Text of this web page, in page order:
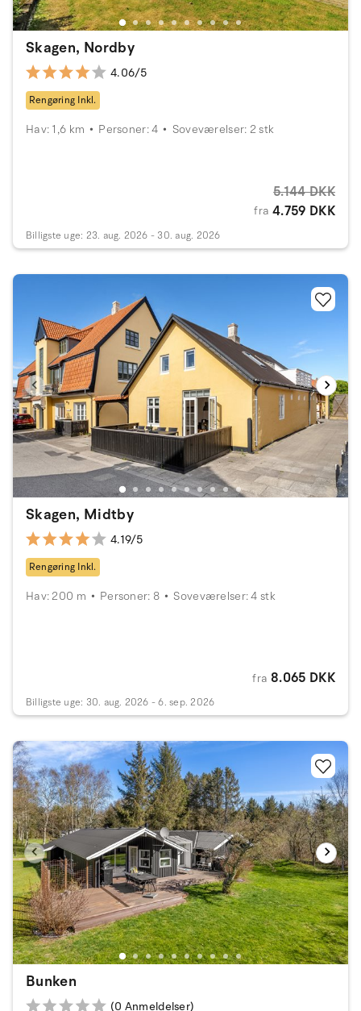
Skagen, Nordby
4.06/5
Rengøring Inkl.
Hav: 1,6 km Personer: 4 Soveværelser: 2 stk
fra
5.144 DKK
4.759 DKK
Billigste uge: 23. aug. 2026 - 30. aug. 2026
Skagen, Midtby
4.19/5
Rengøring Inkl.
Hav: 200 m Personer: 8 Soveværelser: 4 stk
fra 8.065 DKK
Billigste uge: 30. aug. 2026 - 6. sep. 2026
Bunken
(0 Anmeldelser)